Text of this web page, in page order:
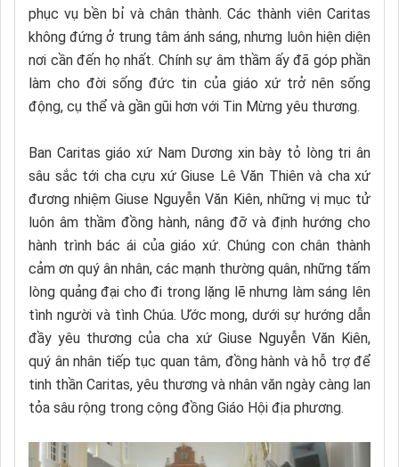
phục vụ bền bỉ và chân thành. Các thành viên Caritas
không đứng ở trung tâm ánh sáng, nhưng luôn hiện diện
nơi cần đến họ nhất. Chính sự âm thầm ấy đã góp phần
làm cho đời sống đức tin của giáo xứ trở nên sống
động, cụ thể và gần gũi hơn với Tin Mừng yêu thương.
Ban Caritas giáo xứ Nam Dương xin bày tỏ lòng tri ân
sâu sắc tới cha cựu xứ Giuse Lê Văn Thiên và cha xứ
đương nhiệm Giuse Nguyễn Văn Kiên, những vị mục tử
luôn âm thầm đồng hành, nâng đỡ và định hướng cho
hành trình bác ái của giáo xứ. Chúng con chân thành
cảm ơn quý ân nhân, các mạnh thường quân, những tấm
lòng quảng đại cho đi trong lặng lẽ nhưng làm sáng lên
tình người và tình Chúa. Ước mong, dưới sự hướng dẫn
đầy yêu thương của cha xứ Giuse Nguyễn Văn Kiên,
quý ân nhân tiếp tục quan tâm, đồng hành và hỗ trợ để
tinh thần Caritas, yêu thương và nhân văn ngày càng lan
tỏa sâu rộng trong cộng đồng Giáo Hội địa phương.